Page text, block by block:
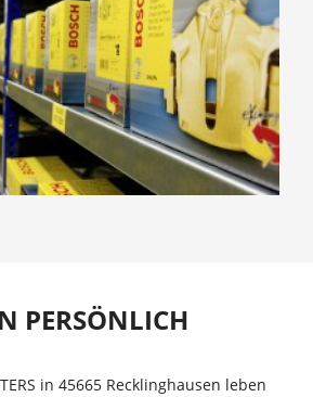
PERSÖNLICH
in 45665 Recklinghausen leben